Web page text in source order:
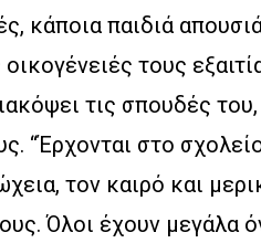
κάποια παιδιά
τους
τις σπουδές
“Έρχονται στο
τον καιρό και
Όλοι έχουν μεγάλα